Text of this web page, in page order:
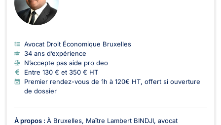
N
E
Avocat Droit Économique Bruxelles
34 ans d’expérience
N’accepte pas aide pro deo
Entre 130 € et 350 € HT
Premier rendez-vous de 1h à 120€ HT, offert si ouverture
de dossier
À propos : À Bruxelles, Maître Lambert BINDJI, avocat